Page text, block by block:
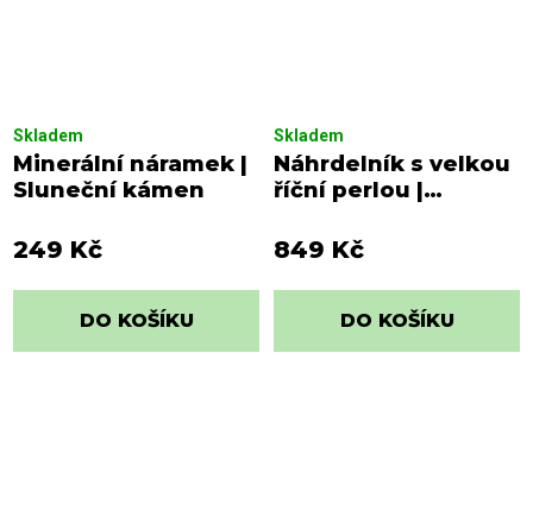
Minerální náramek |
Sluneční kámen
Skladem
249 Kč
DO KOŠÍKU
Náhrdelník s velkou
říční perlou |
Skladem
849 Kč
DO KOŠÍKU